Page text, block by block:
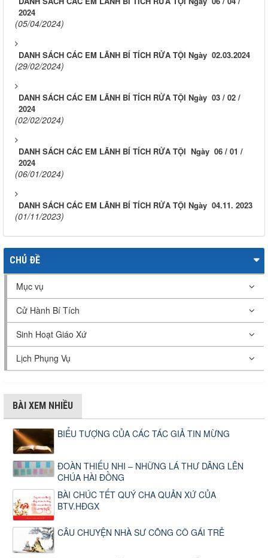
2024
(05/04/2024)
DANH SÁCH CÁC EM LÃNH BÍ TÍCH RỬA TỘI Ngày 02.03.2024
(29/02/2024)
DANH SÁCH CÁC EM LÃNH BÍ TÍCH RỬA TỘI Ngày 03 / 02 /
2024
(02/02/2024)
DANH SÁCH CÁC EM LÃNH BÍ TÍCH RỬA TỘI Ngày 06 / 01 /
2024
(06/01/2024)
DANH SÁCH CÁC EM LÃNH BÍ TÍCH RỬA TỘI Ngày 04.11. 2023
(01/11/2023)
CHỦ ĐỀ
Mục vụ
Cử Hành Bí Tích
Sinh Hoạt Giáo Xứ
Lịch Phụng Vụ
BÀI XEM NHIỀU
BIỂU TƯỢNG CỦA CÁC TÁC GIẢ TIN MỪNG
ĐOÀN THIẾU NHI – NHỮNG LÁ THƯ DÂNG LÊN
CHÚA HÀI ĐỒNG
BÀI CHÚC TẾT QUÝ CHA QUẢN XỨ CỦA
BTV.HĐGX
CÂU CHUYỆN NHÀ SƯ CÕNG CÔ GÁI TRẺ